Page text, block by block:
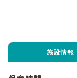
施設情報